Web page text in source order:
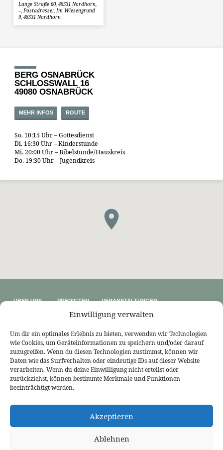
Einwilligung verwalten
Um dir ein optimales Erlebnis zu bieten, verwenden wir Technologien
wie Cookies, um Geräteinformationen zu speichern und/oder darauf
zuzugreifen. Wenn du diesen Technologien zustimmst, können wir
Daten wie das Surfverhalten oder eindeutige IDs auf dieser Website
verarbeiten. Wenn du deine Einwilligung nicht erteilst oder
zurückziehst, können bestimmte Merkmale und Funktionen
beeinträchtigt werden.
Akzeptieren
Ablehnen
Lange Straße 60, 48531 Nordhorn,
–, Postadresse:, Im Wiesengrund
9, 48531 Nordhorn
BERG OSNABRÜCK
SCHLOSSWALL 16
49080 OSNABRÜCK
MEHR INFOS ROUTE
So. 10:15 Uhr – Gottesdienst
Di. 16:30 Uhr – Kinderstunde
Mi. 20:00 Uhr – Bibelstunde/Hauskreis
Do. 19:30 Uhr – Jugendkreis
ÜBER UNS
Impressum
PREDIGTEN
Predigtreihen
VERANSTALTUNGEN
Sommerfreizeit
Bekennende Evangelisch-Reformierte Gemeinde Nordhorn
Bekennende Evangelisch-Reformierte Gemeinde Gießen
Bekennende Evangelisch-Reformierte Gemeinde Tübingen
Akademie für Reformatorische Theologie
Bekennende Kirche (kostenlose Zeitschrift)